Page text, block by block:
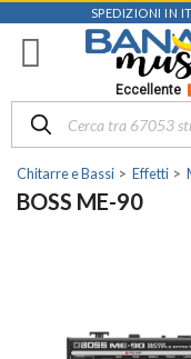
SPEDIZIONI IN
Eccellente
Chitarre e Bassi Effetti
BOSS ME-90